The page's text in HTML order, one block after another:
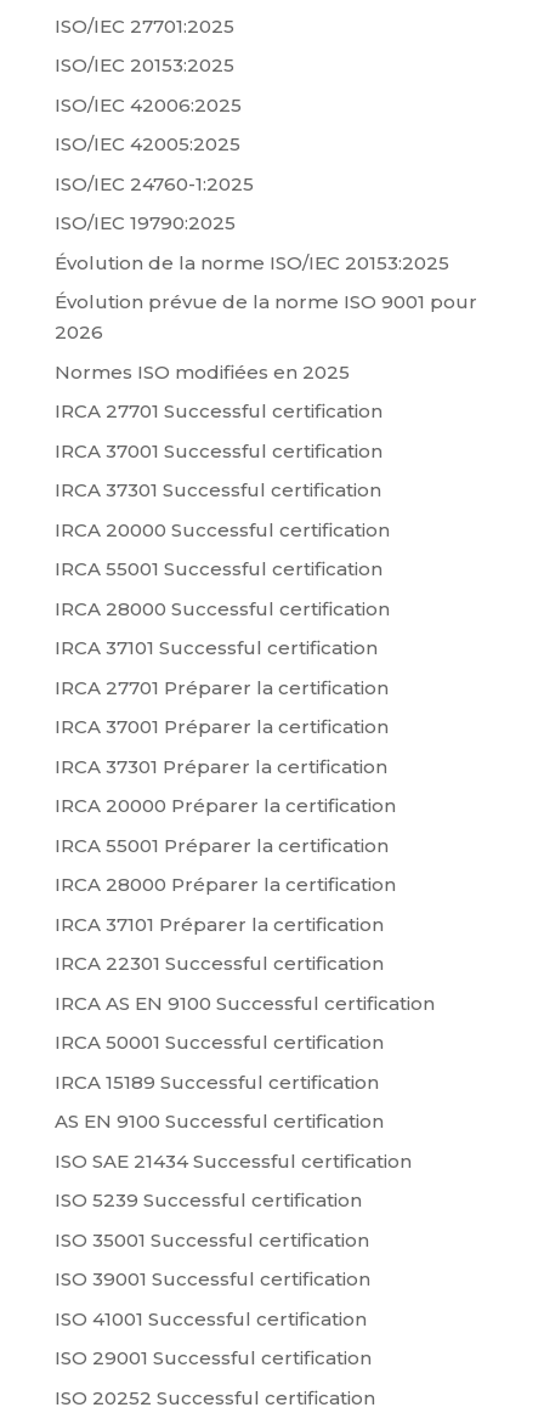
ISO/IEC 27701:2025
ISO/IEC 20153:2025
ISO/IEC 42006:2025
ISO/IEC 42005:2025
ISO/IEC 24760-1:2025
ISO/IEC 19790:2025
Évolution de la norme ISO/IEC 20153:2025
Évolution prévue de la norme ISO 9001 pour
2026
Normes ISO modifiées en 2025
IRCA 27701 Successful certification
IRCA 37001 Successful certification
IRCA 37301 Successful certification
IRCA 20000 Successful certification
IRCA 55001 Successful certification
IRCA 28000 Successful certification
IRCA 37101 Successful certification
IRCA 27701 Préparer la certification
IRCA 37001 Préparer la certification
IRCA 37301 Préparer la certification
IRCA 20000 Préparer la certification
IRCA 55001 Préparer la certification
IRCA 28000 Préparer la certification
IRCA 37101 Préparer la certification
IRCA 22301 Successful certification
IRCA AS EN 9100 Successful certification
IRCA 50001 Successful certification
IRCA 15189 Successful certification
AS EN 9100 Successful certification
ISO SAE 21434 Successful certification
ISO 5239 Successful certification
ISO 35001 Successful certification
ISO 39001 Successful certification
ISO 41001 Successful certification
ISO 29001 Successful certification
ISO 20252 Successful certification